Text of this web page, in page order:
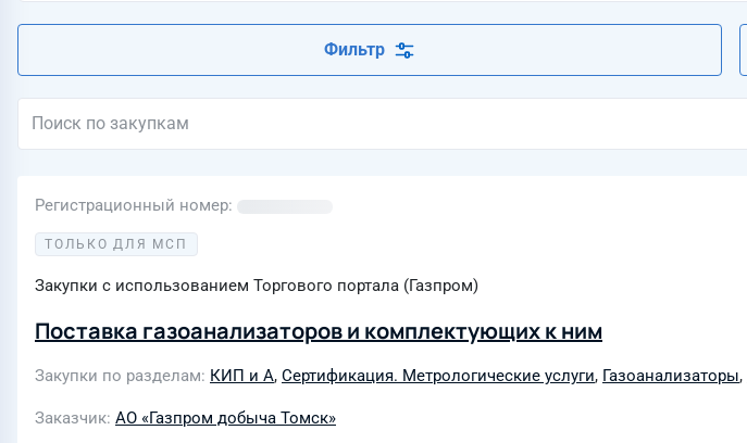
Фильтр
Регистрационный номер
ТОЛЬКО ДЛЯ МСП
Закупки с использованием Торгового портала (Газпром)
Поставка газоанализаторов и комплектующих к ним
Закупки по разделам КИП и А, Сертификация. Метрологические услуги, Газоанализаторы,
Заказчик АО «Газпром добыча Томск»